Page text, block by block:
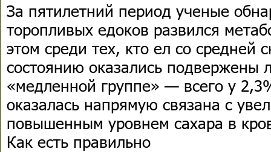
За пятилетний период ученые
торопливых едоков развился
этом среди тех, кто ел со средней
состоянию оказались подвержены
«медленной группе» — всего у
оказалась напрямую связана с
повышенным уровнем сахара в
Как есть правильно